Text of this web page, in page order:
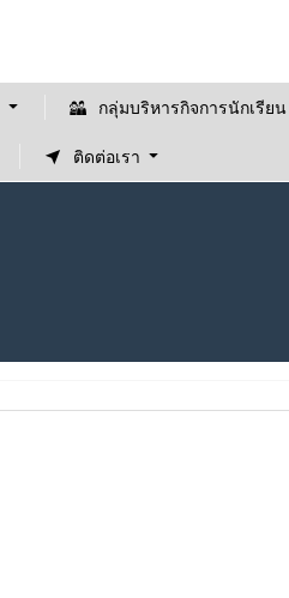
กลุ่มบริหารกิจการนักเรียน
ติดต่อเรา